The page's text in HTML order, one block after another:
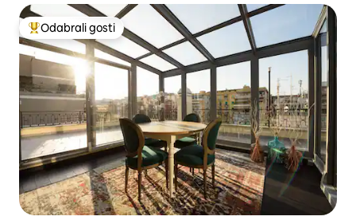
Među najviše rangiranima s oznakom „Odabrali gosti”
Odabrali gosti